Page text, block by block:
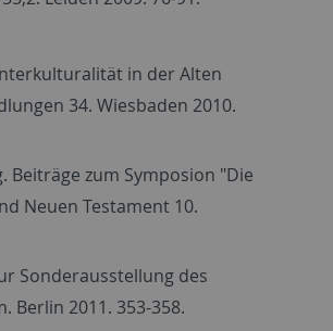
in der Alten
34. Wiesbaden 2010.
Beiträge zum Symposion "Die
Neuen Testament 10.
Sonderausstellung des
Berlin 2011. 353-358.